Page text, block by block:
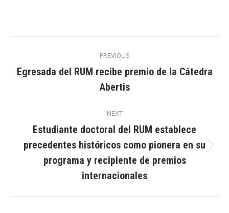
navigation
PREVIOUS
Previous
post:
Egresada del RUM recibe premio de la Cátedra
Abertis
NEXT
post:
Estudiante doctoral del RUM establece
precedentes históricos como pionera en su
programa y recipiente de premios
internacionales